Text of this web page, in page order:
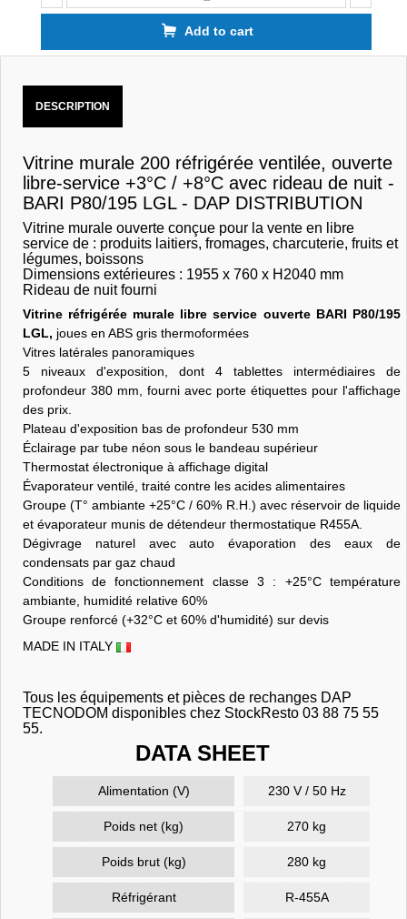
Add to cart
DESCRIPTION
Vitrine murale 200 réfrigérée ventilée, ouverte
libre-service +3°C / +8°C avec rideau de nuit -
BARI P80/195 LGL - DAP DISTRIBUTION
Vitrine murale ouverte conçue pour la vente en libre
service de : produits laitiers, fromages, charcuterie, fruits et
légumes, boissons
Dimensions extérieures : 1955 x 760 x H2040 mm
Rideau de nuit fourni
Vitrine réfrigérée murale libre service ouverte BARI P80/195
LGL, joues en ABS gris thermoformées
Vitres latérales panoramiques
5 niveaux d'exposition, dont 4 tablettes intermédiaires de
profondeur 380 mm, fourni avec porte étiquettes pour l'affichage
des prix.
Plateau d'exposition bas de profondeur 530 mm
Éclairage par tube néon sous le bandeau supérieur
Thermostat électronique à affichage digital
Évaporateur ventilé, traité contre les acides alimentaires
Groupe (T° ambiante +25°C / 60% R.H.) avec réservoir de liquide
et évaporateur munis de détendeur thermostatique R455A.
Dégivrage naturel avec auto évaporation des eaux de
condensats par gaz chaud
Conditions de fonctionnement classe 3 : +25°C température
ambiante, humidité relative 60%
Groupe renforcé (+32°C et 60% d'humidité) sur devis
MADE IN ITALY
Tous les équipements et pièces de rechanges DAP
TECNODOM disponibles chez StockResto 03 88 75 55
55.
DATA SHEET
Alimentation (V) 230 V / 50 Hz
Poids net (kg) 270 kg
Poids brut (kg) 280 kg
Réfrigérant R-455A